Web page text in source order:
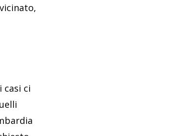
casi ci